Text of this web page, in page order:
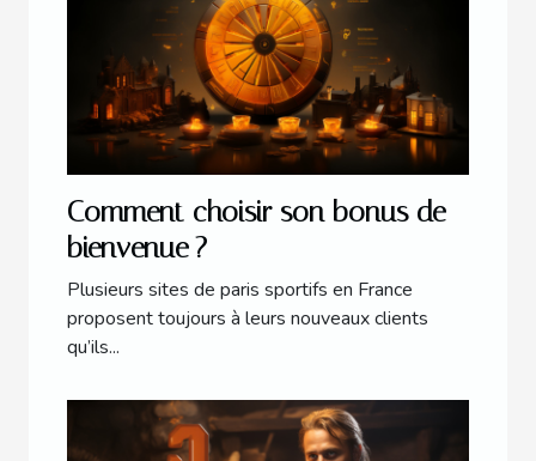
Comment choisir son bonus de
bienvenue ?
Plusieurs sites de paris sportifs en France
proposent toujours à leurs nouveaux clients
qu’ils...